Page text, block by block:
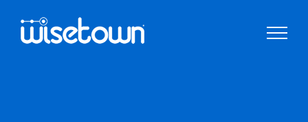
Skip